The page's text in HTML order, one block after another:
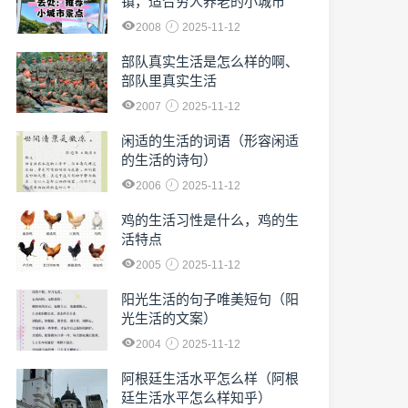
2008 2025-11-12
部队真实生活是怎么样的啊、
部队里真实生活
2007 2025-11-12
闲适的生活的词语（形容闲适
的生活的诗句）
2006 2025-11-12
鸡的生活习性是什么，鸡的生
活特点
2005 2025-11-12
阳光生活的句子唯美短句（阳
光生活的文案）
2004 2025-11-12
阿根廷生活水平怎么样（阿根
廷生活水平怎么样知乎）